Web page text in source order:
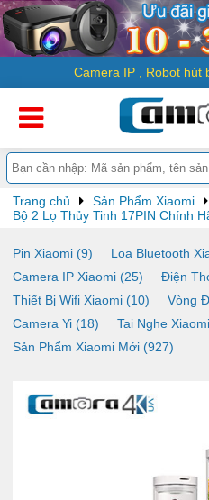
Camera IP Robot hút
Trang chủ Sản Phẩm Xiaomi
Bộ 2 Lọ Thủy Tinh 17PIN Chính
Pin Xiaomi (9)
Loa Bluetooth
Camera IP Xiaomi (25)
Điện
Thiết Bị Wifi Xiaomi (10)
Vòng
Camera Yi (18)
Tai Nghe
Sản Phẩm Xiaomi Mới (927)